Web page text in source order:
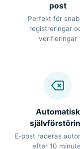
post
Perfekt för
registreringar
verifieringar
Automatisk
E-post raderas
efter 10